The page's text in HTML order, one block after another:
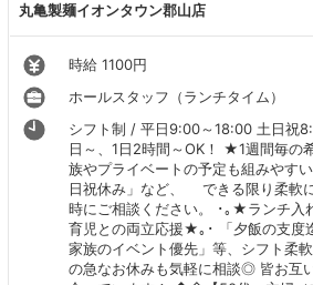
丸亀製麺イオンタウン郡山店
時給 1100円
ホールスタッフ（ランチタイム）
シフト制 / 平日9:00～18:00 土日祝
日～、1日2時間～OK！ ★1週間毎の
族やプライベートの予定も組みやす
日祝休み」など、 できる限り柔軟
時にご相談ください。 ･｡★ランチ入
育児との両立応援★｡･ 「夕飯の支度
家族のイベント優先」等、シフト柔
の急なお休みも気軽に相談◎ 皆お互